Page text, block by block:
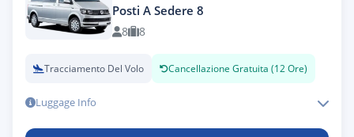
Posti A Sedere 8
8 8
Tracciamento Del Volo Cancellazione Gratuita (12 Ore)
Luggage Info